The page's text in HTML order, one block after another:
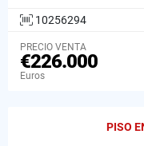
10256294
PRECIO VENTA
€226.000
Euros
PISO